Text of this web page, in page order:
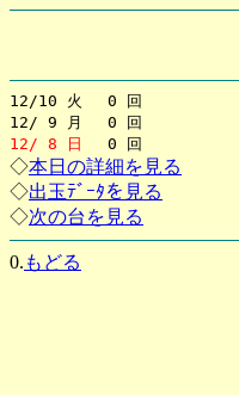
12/10 火 0 回
12/ 9 月 0 回
12/ 8 日
0 回
◇本日の詳細を見る
◇出玉ﾃﾞｰﾀを見る
◇次の台を見る
0. もどる